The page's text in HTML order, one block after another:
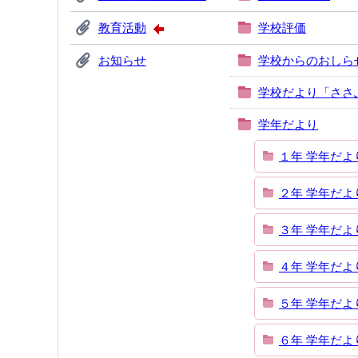
教育活動 学校評価
お知らせ 学校からのおしら
学校だより「ささ
学年だより
１年 学年だよ
２年 学年だよ
３年 学年だよ
４年 学年だよ
５年 学年だよ
６年 学年だよ